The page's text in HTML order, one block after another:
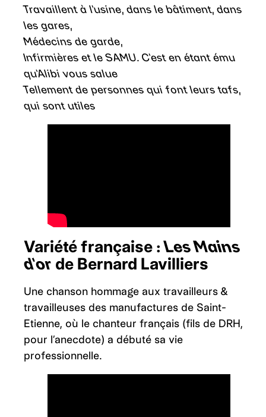
Travaillent à l’usine, dans le bâtiment, dans
les gares,
Médecins de garde,
Infirmières et le SAMU. C’est en étant ému
qu’Alibi vous salue
Tellement de personnes qui font leurs tafs,
qui sont utiles
Variété française :Les Mains
d’or de Bernard Lavilliers
Une chanson hommage aux travailleurs &
travailleuses des manufactures de Saint-
Etienne, où le chanteur français (fils de DRH,
pour l’anecdote) a débuté sa vie
professionnelle.